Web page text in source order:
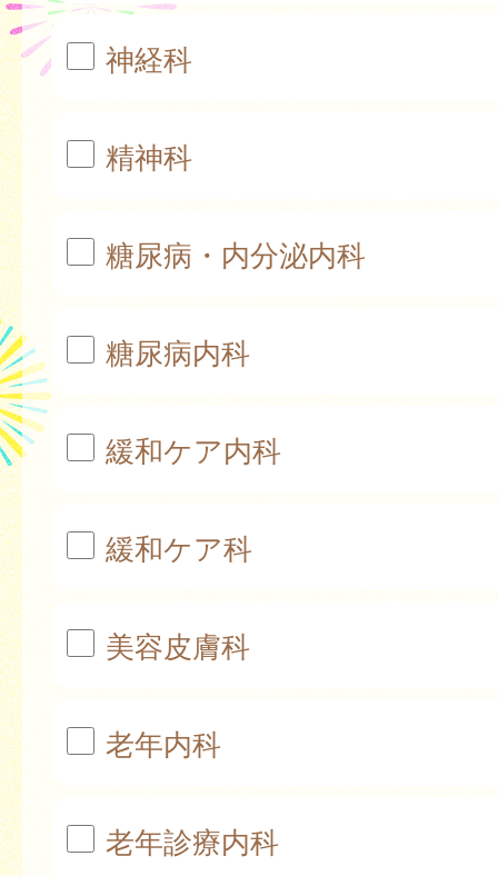
神経科
精神科
糖尿病・内分泌内科
糖尿病内科
緩和ケア内科
緩和ケア科
美容皮膚科
老年内科
老年診療内科